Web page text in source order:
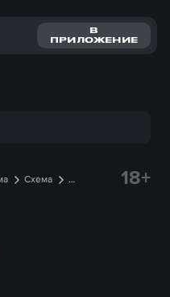
В
ПРИЛОЖЕНИЕ
Схема
18+